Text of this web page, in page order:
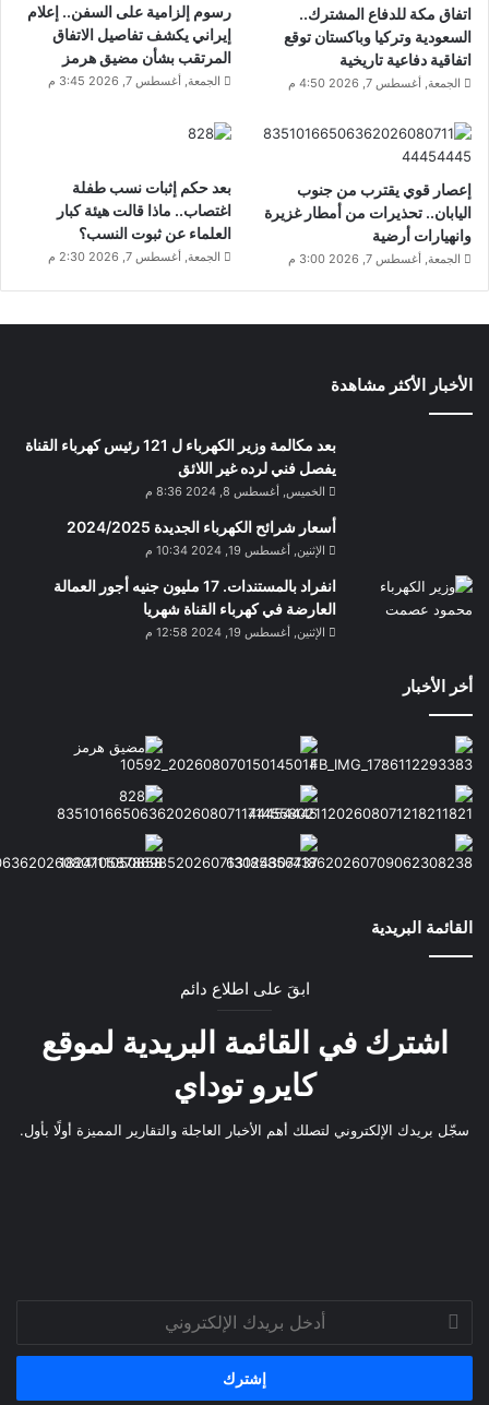
اتفاق مكة للدفاع المشترك..
السعودية وتركيا وباكستان توقع
اتفاقية دفاعية تاريخية
الجمعة, أغسطس 7, 2026 4:50 م
رسوم إلزامية على السفن.. إعلام
إيراني يكشف تفاصيل الاتفاق
المرتقب بشأن مضيق هرمز
الجمعة, أغسطس 7, 2026 3:45 م
إعصار قوي يقترب من جنوب
اليابان.. تحذيرات من أمطار غزيرة
وانهيارات أرضية
الجمعة, أغسطس 7, 2026 3:00 م
بعد حكم إثبات نسب طفلة
اغتصاب.. ماذا قالت هيئة كبار
العلماء عن ثبوت النسب؟
الجمعة, أغسطس 7, 2026 2:30 م
الأخبار الأكثر مشاهدة
بعد مكالمة وزير الكهرباء ل 121 رئيس كهرباء القناة
يفصل فني لرده غير اللائق
الخميس, أغسطس 8, 2024 8:36 م
أسعار شرائح الكهرباء الجديدة 2024/2025
الإثنين, أغسطس 19, 2024 10:34 م
انفراد بالمستندات. 17 مليون جنيه أجور العمالة
العارضة في كهرباء القناة شهريا
الإثنين, أغسطس 19, 2024 12:58 م
أخر الأخبار
القائمة البريدية
ابقَ على اطلاع دائم
اشترك في القائمة البريدية لموقع
كايرو توداي
سجّل بريدك الإلكتروني لتصلك أهم الأخبار العاجلة والتقارير المميزة أولًا بأول.
أدخل
بريدك
الإلكتروني